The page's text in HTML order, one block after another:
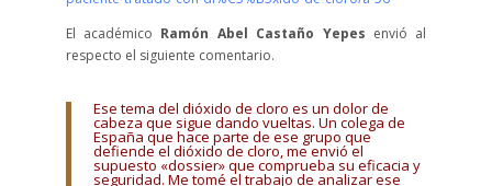
El académico Ramón Abel Castaño Yepes envió al
respecto el siguiente comentario.
Ese tema del dióxido de cloro es un dolor de
cabeza que sigue dando vueltas. Un colega de
España que hace parte de ese grupo que
defiende el dióxido de cloro, me envió el
supuesto «dossier» que comprueba su eficacia y
seguridad. Me tomé el trabajo de analizar ese